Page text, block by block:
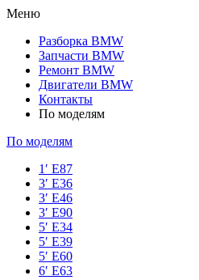
Меню
Разборка BMW
Запчасти BMW
Ремонт BMW
Двигатели BMW
Контакты
По моделям
По моделям
1′ E87
3′ E36
3′ E46
3′ E90
5′ E34
5′ E39
5′ E60
6′ E63